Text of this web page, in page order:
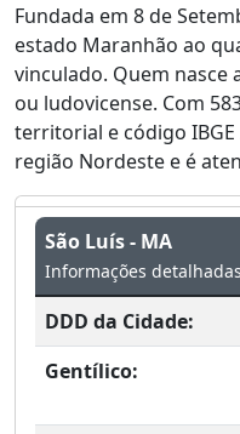
Fundada em 8 de
estado Maranhão ao
vinculado. Quem nasce
ou ludovicense. Com
territorial e código
região Nordeste e é
São Luís - MA
Informações
DDD da Cidade:
Gentílico: